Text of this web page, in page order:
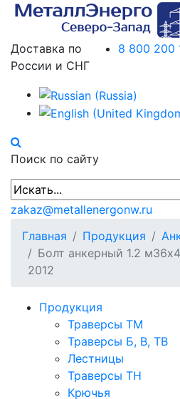
Доставка по
России и СНГ
8 800 200
Поиск по сайту
zakaz@metallenergonw.ru
Главная
Продукция
Болт анкерный 1.2
2012
Продукция
Траверсы ТМ
Траверсы Б, В, ТВ
Лестницы
Траверсы ТН
Крючья